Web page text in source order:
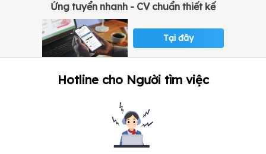
Ứng tuyển nhanh - CV chuẩn thiết kế
Tại đây
Hotline cho Người tìm việc